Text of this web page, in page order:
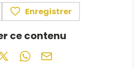
Enregistrer
ce contenu
sur Facebook (nouvelle
Partager sur X / Twitter (nouvelle
Partager sur WhatsApp
Partager par mail